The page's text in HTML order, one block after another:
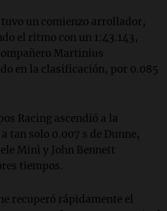
un comienzo arrollador,
el ritmo con un 1:43.143,
Martinius
en la clasificación, por 0.085
Racing ascendió a la
tan solo 0.007 s de Dunne,
Minì y John Bennett
tiempos.
recuperó rápidamente el